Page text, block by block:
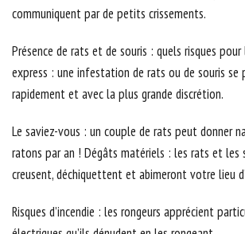
communiquent par de petits crissements.
Présence de rats et de souris : quels risques pour
express : une infestation de rats ou de souris se
rapidement et avec la plus grande discrétion.
Le saviez-vous : un couple de rats peut donner
ratons par an ! Dégâts matériels : les rats et les
creusent, déchiquettent et abimeront votre lieu
Risques d’incendie : les rongeurs apprécient